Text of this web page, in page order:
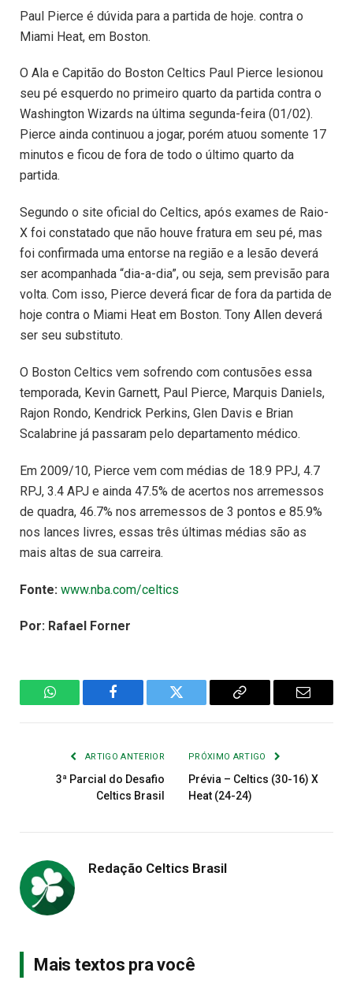
Paul Pierce é dúvida para a partida de hoje. contra o
Miami Heat, em Boston.
O Ala e Capitão do Boston Celtics Paul Pierce lesionou
seu pé esquerdo no primeiro quarto da partida contra o
Washington Wizards na última segunda-feira (01/02).
Pierce ainda continuou a jogar, porém atuou somente 17
minutos e ficou de fora de todo o último quarto da
partida.
Segundo o site oficial do Celtics, após exames de Raio-
X foi constatado que não houve fratura em seu pé, mas
foi confirmada uma entorse na região e a lesão deverá
ser acompanhada “dia-a-dia”, ou seja, sem previsão para
volta. Com isso, Pierce deverá ficar de fora da partida de
hoje contra o Miami Heat em Boston. Tony Allen deverá
ser seu substituto.
O Boston Celtics vem sofrendo com contusões essa
temporada, Kevin Garnett, Paul Pierce, Marquis Daniels,
Rajon Rondo, Kendrick Perkins, Glen Davis e Brian
Scalabrine já passaram pelo departamento médico.
Em 2009/10, Pierce vem com médias de 18.9 PPJ, 4.7
RPJ, 3.4 APJ e ainda 47.5% de acertos nos arremessos
de quadra, 46.7% nos arremessos de 3 pontos e 85.9%
nos lances livres, essas três últimas médias são as
mais altas de sua carreira.
Fonte: www.nba.com/celtics
Por: Rafael Forner
WhatsAppFacebook Twitter
Copiar
E-
ARTIGO ANTERIOR
3ª Parcial do Desafio
Celtics Brasil
PRÓXIMO ARTIGO
Prévia – Celtics (30-16) X
Heat (24-24)
Redação Celtics Brasil
Mais textos pra você